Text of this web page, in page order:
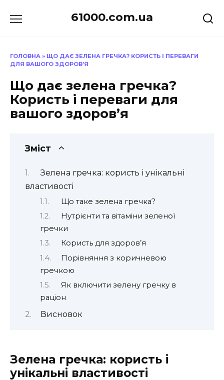
до
61000.com.ua
ГОЛОВНА » ЩО ДАЄ ЗЕЛЕНА ГРЕЧКА? КОРИСТЬ І ПЕРЕВАГИ
ДЛЯ ВАШОГО ЗДОРОВ’Я
Що дає зелена гречка?
Користь і переваги для
вашого здоров’я
Зміст
Зелена гречка: користь і унікальні
властивості
Що таке зелена гречка?
Нутрієнти та вітаміни зеленої
гречки
Користь для здоров’я
Порівняння з коричневою
гречкою
Як включити зелену гречку в
раціон
Висновок
Зелена гречка: користь і
унікальні властивості